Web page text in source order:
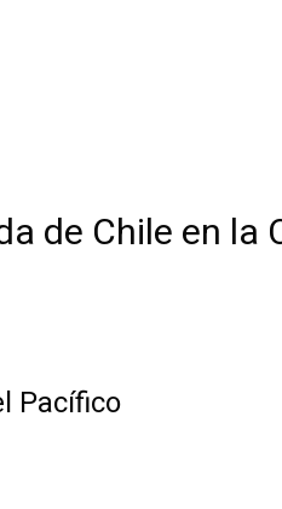
de Chile en la
Pacífico